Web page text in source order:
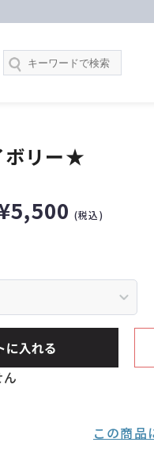
ボリー★
(税込)
この商品